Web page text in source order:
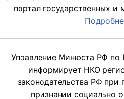
портал государственных и
Управление Минюста РФ по
информирует НКО
законодательства РФ при
признании социально